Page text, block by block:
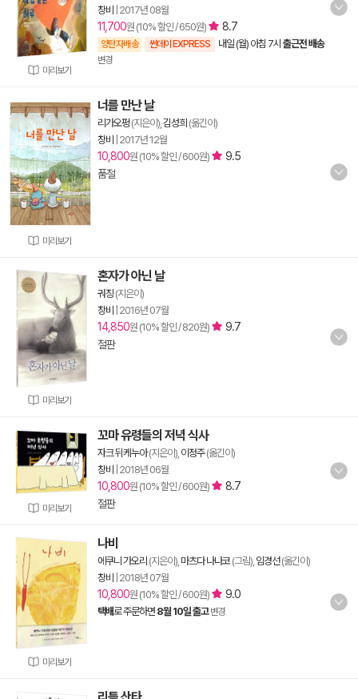
미리보기
창비
2017년 08월
11,700원 (10% 할인 / 650원) 8.7
양탄자배송 썬데이 EXPRESS 내일 (월) 아침 7시 출근전 배송
변경
미리보기
너를 만난 날
리가오펑(지은이), 김성희 (옮긴이)
창비
2017년 12월
10,800원 (10% 할인 / 600원)
9.5
품절
미리보기
혼자가 아닌 날
궈징 (지은이)
창비
2016년 07월
14,850원 (10% 할인 / 820원)
9.7
절판
미리보기
꼬마 유령들의 저녁 식사
자크 뒤케누아(지은이), 이정주(옮긴이)
창비
2018년 06월
10,800원 (10% 할인 / 600원)
8.7
절판
미리보기
나비
에쿠니 가오리 (지은이), 마츠다 나나코(그림), 임경선(옮긴이)
창비
2018년 07월
10,800원 (10% 할인 / 600원) 9.0
택배로 주문하면 8월 10일 출고 변경